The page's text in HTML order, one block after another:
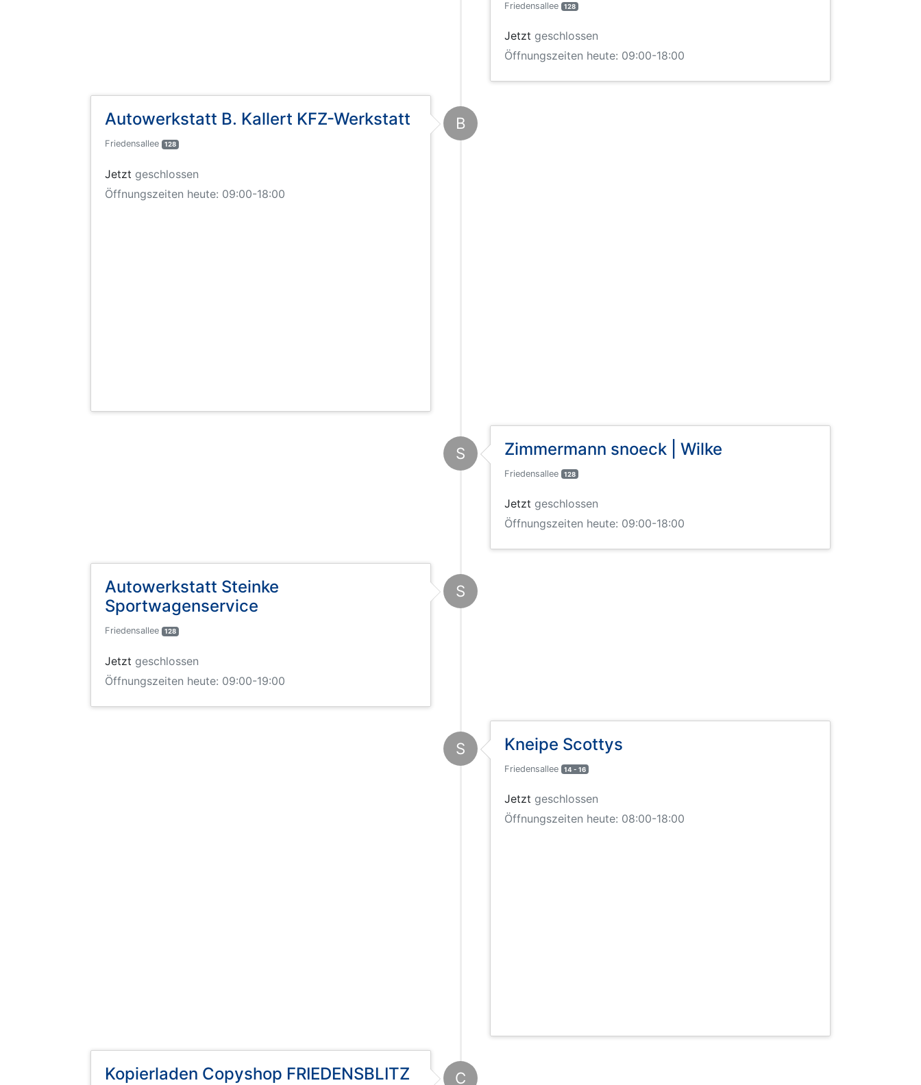
Friedensallee 128
Jetzt geschlossen
Öffnungszeiten heute: 09:00-18:00
B
Autowerkstatt B. Kallert KFZ-Werkstatt
Friedensallee 128
Jetzt geschlossen
Öffnungszeiten heute: 09:00-18:00
S Zimmermann snoeck | Wilke
Friedensallee 128
Jetzt geschlossen
Öffnungszeiten heute: 09:00-18:00
S
Autowerkstatt Steinke
Sportwagenservice
Friedensallee 128
Jetzt geschlossen
Öffnungszeiten heute: 09:00-19:00
S Kneipe Scottys
Friedensallee 14 - 16
Jetzt geschlossen
Öffnungszeiten heute: 08:00-18:00
C
Kopierladen Copyshop FRIEDENSBLITZ